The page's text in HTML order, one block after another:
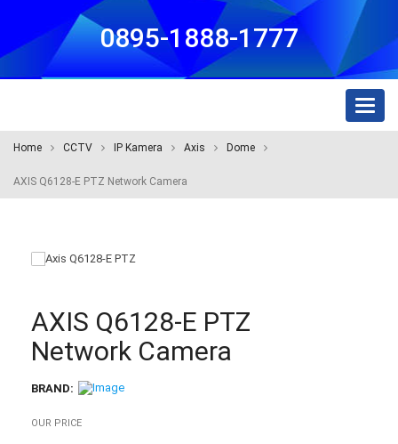
0895-1888-1777
Home CCTV IP Kamera Axis Dome
AXIS Q6128-E PTZ Network Camera
AXIS Q6128-E PTZ
Network Camera
BRAND:
OUR PRICE